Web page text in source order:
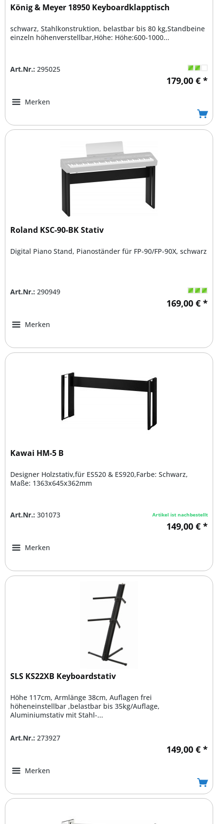
König & Meyer 18950 Keyboardklapptisch
schwarz, Stahlkonstruktion, belastbar bis 80 kg,Standbeine
einzeln höhenverstellbar,Höhe: Höhe:600-1000...
Art.Nr.: 295025
179,00 € *
Merken
Roland KSC-90-BK Stativ
Digital Piano Stand, Pianoständer für FP-90/FP-90X, schwarz
Art.Nr.: 290949
169,00 € *
Merken
Kawai HM-5 B
Designer Holzstativ,für ES520 & ES920,Farbe: Schwarz,
Maße: 1363x645x362mm
Art.Nr.: 301073 Artikel ist nachbestellt
149,00 € *
Merken
SLS KS22XB Keyboardstativ
Höhe 117cm, Armlänge 38cm, Auflagen frei
höheneinstellbar ,belastbar bis 35kg/Auflage,
Aluminiumstativ mit Stahl-...
Art.Nr.: 273927
149,00 € *
Merken